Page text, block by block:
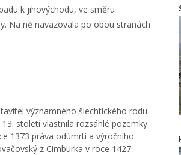
k jihovýchodu, ve směru
Na ně navazovala po obou stranách
významného šlechtického rodu
století vlastnila rozsáhlé pozemky
1373 práva odúmrti a výročního
z Cimburka v roce 1427.